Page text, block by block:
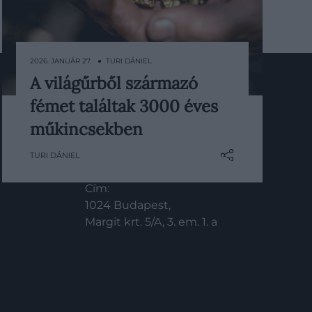
Egy spanyolországi bronzkori lelet
vizsgálata során a kutatók egészen
szokatlan eredményre jutottak: két,
tárgy valójában nem földi eredetű
bebizonyosodott, hogy a leletek
anyaga nem a Föld kérgéből…
2026. JANUÁR 27. ● TURI DÁNIEL
A világűrből származó
fémet találtak 3000 éves
műkincsekben
TURI DÁNIEL
KAPCSOLAT
info@hamuesgyemant.hu
Cím:
1024 Budapest,
Margit krt. 5/A, 3. em. 1. a